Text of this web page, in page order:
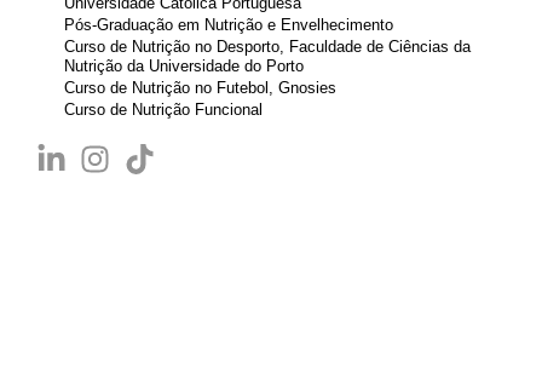
Pós-Graduação em Nutrição e Envelhecimento
Curso de Nutrição no Desporto, Faculdade de Ciências da
Nutrição da Universidade do Porto
Curso de Nutrição no Futebol, Gnosies
Curso de Nutrição Funcional